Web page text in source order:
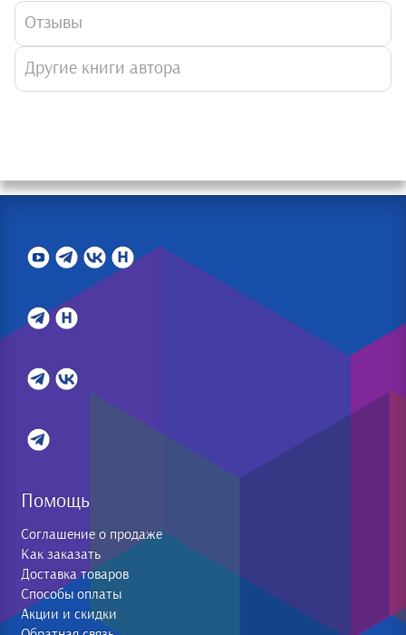
Отзывы
Другие книги автора
Помощь
Соглашение о продаже
Как заказать
Доставка товаров
Способы оплаты
Акции и скидки